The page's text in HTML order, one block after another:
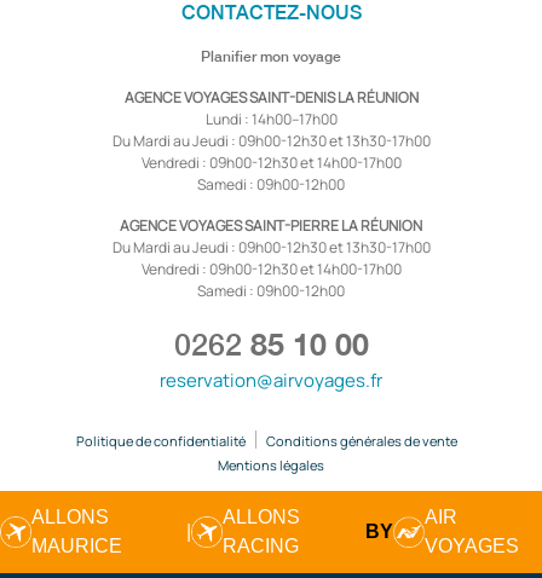
CONTACTEZ-NOUS
Planifier mon voyage
AGENCE VOYAGES SAINT-DENIS LA RÉUNION
Lundi : 14h00–17h00
Du Mardi au Jeudi : 09h00-12h30 et 13h30-17h00
Vendredi : 09h00-12h30 et 14h00-17h00
Samedi : 09h00-12h00
AGENCE VOYAGES SAINT-PIERRE LA RÉUNION
Du Mardi au Jeudi : 09h00-12h30 et 13h30-17h00
Vendredi : 09h00-12h30 et 14h00-17h00
Samedi : 09h00-12h00
0262 85 10 00
reservation@airvoyages.fr
Politique de confidentialité
Conditions générales de vente
Mentions légales
ALLONS
MAURICE
|
ALLONS
RACING
BY
AIR
VOYAGES